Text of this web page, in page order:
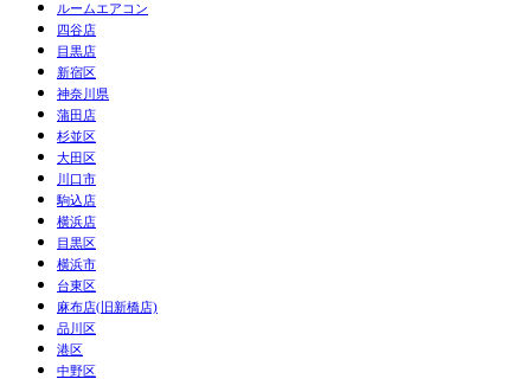
ルームエアコン
四谷店
目黒店
新宿区
神奈川県
蒲田店
杉並区
大田区
川口市
駒込店
横浜店
目黒区
横浜市
台東区
麻布店(旧新橋店)
品川区
港区
中野区